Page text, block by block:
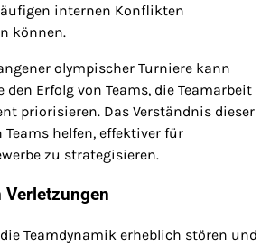
internen Konflikten
können.
olympischer Turniere kann
Erfolg von Teams, die Teamarbeit
priorisieren. Das Verständnis dieser
helfen, effektiver für
zu strategisieren.
Teamdynamik erheblich stören und